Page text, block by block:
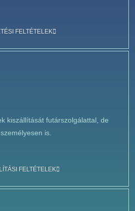
FELTÉTELEK
kiszállítását futárszolgálattal, de
is.
FELTÉTELEK